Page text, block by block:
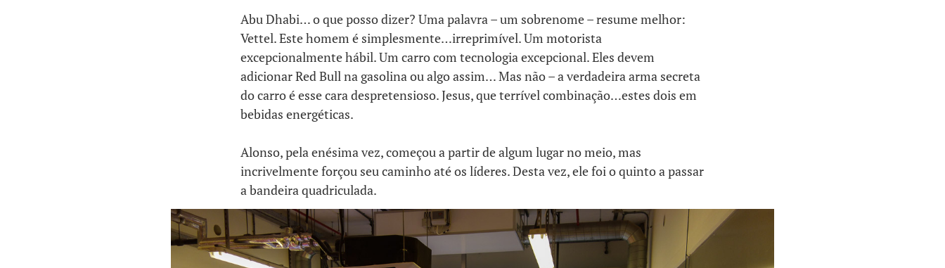
Abu Dhabi… o que posso dizer? Uma palavra – um sobrenome – resume melhor:
Vettel. Este homem é simplesmente…irreprimível. Um motorista
excepcionalmente hábil. Um carro com tecnologia excepcional. Eles devem
adicionar Red Bull na gasolina ou algo assim… Mas não – a verdadeira arma secreta
do carro é esse cara despretensioso. Jesus, que terrível combinação…estes dois em
bebidas energéticas.
Alonso, pela enésima vez, começou a partir de algum lugar no meio, mas
incrivelmente forçou seu caminho até os líderes. Desta vez, ele foi o quinto a passar
a bandeira quadriculada.